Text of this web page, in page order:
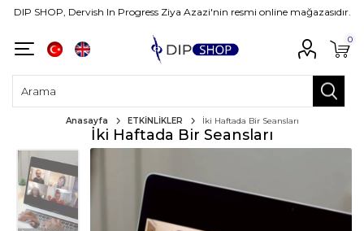
DIP SHOP, Dervish In Progress Ziya Azazi'nin resmi online mağazasıdır.
0
Anasayfa ETKİNLİKLER İki Haftada Bir Seansları
İki Haftada Bir Seansları